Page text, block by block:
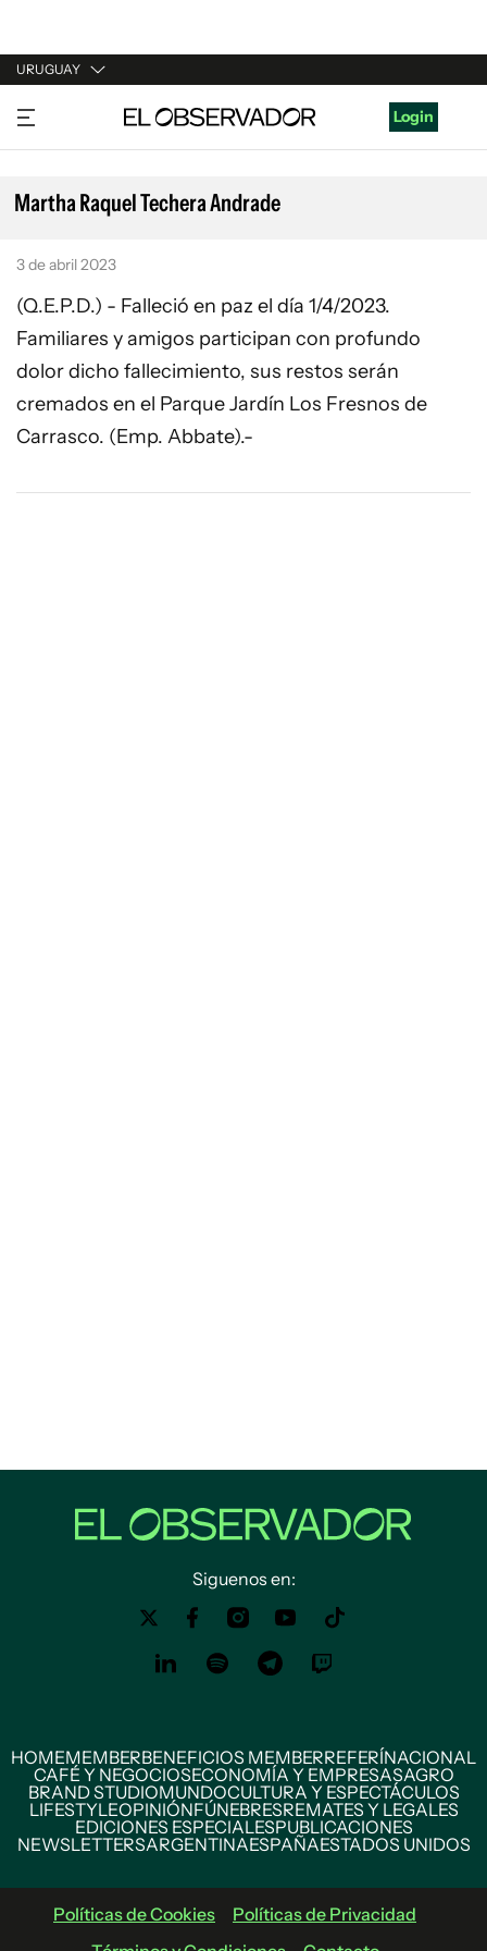
URUGUAY
URUGUAY
ARGENTINA
ESPAÑA
Login
Martha Raquel Techera Andrade
3 de abril 2023
(Q.E.P.D.) - Falleció en paz el día 1/4/2023.
Familiares y amigos participan con profundo
dolor dicho fallecimiento, sus restos serán
cremados en el Parque Jardín Los Fresnos de
Carrasco. (Emp. Abbate).-
Siguenos en:
HOMEMEMBERBENEFICIOS MEMBERREFERÍNACIONAL
CAFÉ Y NEGOCIOSECONOMÍA Y EMPRESASAGRO
BRAND STUDIOMUNDOCULTURA Y ESPECTÁCULOS
LIFESTYLEOPINIÓNFÚNEBRESREMATES Y LEGALES
EDICIONES ESPECIALESPUBLICACIONES
NEWSLETTERSARGENTINAESPAÑAESTADOS UNIDOS
Políticas de Cookies
Políticas de Privacidad